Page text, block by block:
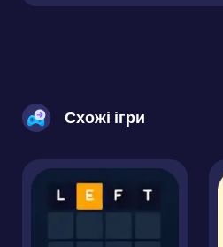
Схожі ігри